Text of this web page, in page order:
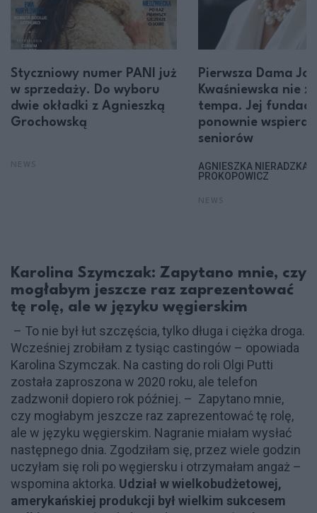
Styczniowy numer PANI już
w sprzedaży. Do wyboru
dwie okładki z Agnieszką
Grochowską
Pierwsza Dama
Kwaśniewska nie
tempa. Jej
ponownie wspiera
seniorów
AGNIESZKA NIERADZKA-
PROKOPOWICZ
Karolina Szymczak: Zapytano mnie, czy
mogłabym jeszcze raz zaprezentować
tę rolę, ale w języku węgierskim
– To nie był łut szczęścia, tylko długa i ciężka droga.
Wcześniej zrobiłam z tysiąc castingów – opowiada
Karolina Szymczak. Na casting do roli Olgi Putti
została zaproszona w 2020 roku, ale telefon
zadzwonił dopiero rok później. – Zapytano mnie,
czy mogłabym jeszcze raz zaprezentować tę rolę,
ale w języku węgierskim. Nagranie miałam wysłać
następnego dnia. Zgodziłam się, przez wiele godzin
uczyłam się roli po węgiersku i otrzymałam angaż –
wspomina aktorka. Udział w wielkobudżetowej,
amerykańskiej produkcji był wielkim sukcesem